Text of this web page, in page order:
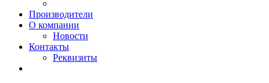
Производители
О компании
Новости
Контакты
Реквизиты